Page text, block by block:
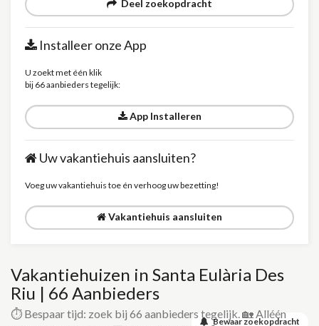
Deel zoekopdracht
Installeer onze App
U zoekt met één klik
bij 66 aanbieders tegelijk:
App Installeren
Uw vakantiehuis aansluiten?
Voeg uw vakantiehuis toe én verhoog uw bezetting!
Vakantiehuis aansluiten
Bewaar zoekopdracht
Vakantiehuizen in Santa Eulària Des
Riu | 66 Aanbieders
⏱️ Bespaar tijd: zoek bij 66 aanbieders tegelijk. 🏡 Alléén